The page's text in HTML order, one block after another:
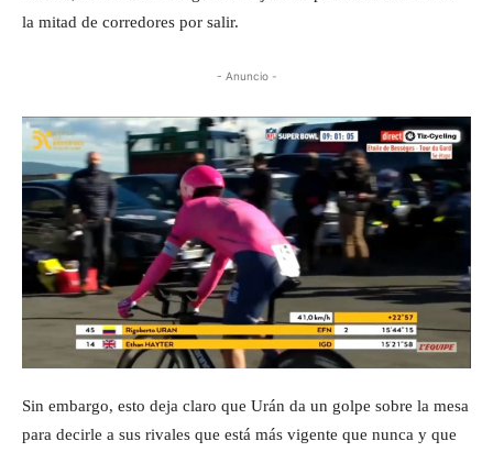
la mitad de corredores por salir.
- Anuncio -
Sin embargo, esto deja claro que Urán da un golpe sobre la mesa
para decirle a sus rivales que está más vigente que nunca y que